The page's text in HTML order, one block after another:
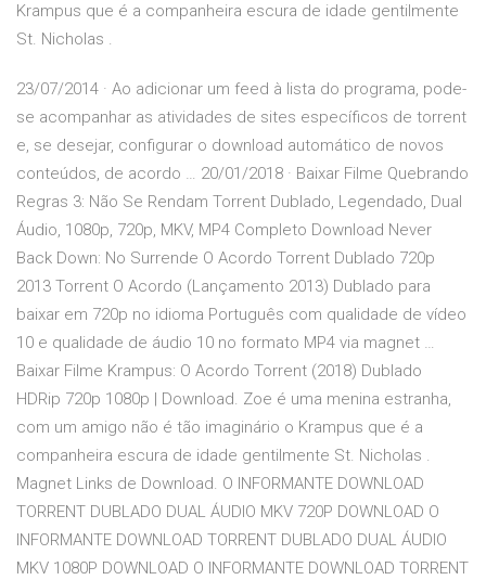
Krampus que é a companheira escura de idade gentilmente
St. Nicholas .
23/07/2014 · Ao adicionar um feed à lista do programa, pode-
se acompanhar as atividades de sites específicos de torrent
e, se desejar, configurar o download automático de novos
conteúdos, de acordo … 20/01/2018 · Baixar Filme Quebrando
Regras 3: Não Se Rendam Torrent Dublado, Legendado, Dual
Áudio, 1080p, 720p, MKV, MP4 Completo Download Never
Back Down: No Surrende O Acordo Torrent Dublado 720p
2013 Torrent O Acordo (Lançamento 2013) Dublado para
baixar em 720p no idioma Português com qualidade de vídeo
10 e qualidade de áudio 10 no formato MP4 via magnet …
Baixar Filme Krampus: O Acordo Torrent (2018) Dublado
HDRip 720p 1080p | Download. Zoe é uma menina estranha,
com um amigo não é tão imaginário o Krampus que é a
companheira escura de idade gentilmente St. Nicholas .
Magnet Links de Download. O INFORMANTE DOWNLOAD
TORRENT DUBLADO DUAL ÁUDIO MKV 720P DOWNLOAD O
INFORMANTE DOWNLOAD TORRENT DUBLADO DUAL ÁUDIO
MKV 1080P DOWNLOAD O INFORMANTE DOWNLOAD TORRENT